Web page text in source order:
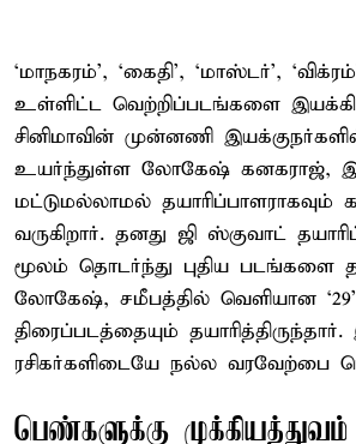
‘மாநகரம்’, ‘கைதி’, ‘மாஸ்டர்’,
உள்ளிட்ட வெற்றிப்படங்களை இயக்கி
சினிமாவின் முன்னணி
உயர்ந்துள்ள லோகேஷ் கனகராஜ்,
மட்டுமல்லாமல் தயாரிப்பாளராகவும்
வருகிறார். தனது ஜி ஸ்குவாட்
மூலம் தொடர்ந்து புதிய படங்களை
லோகேஷ், சமீபத்தில் வெளியான ‘29’
திரைப்படத்தையும்
ரசிகர்களிடையே நல்ல வரவேற்பை
பெண்களுக்கு